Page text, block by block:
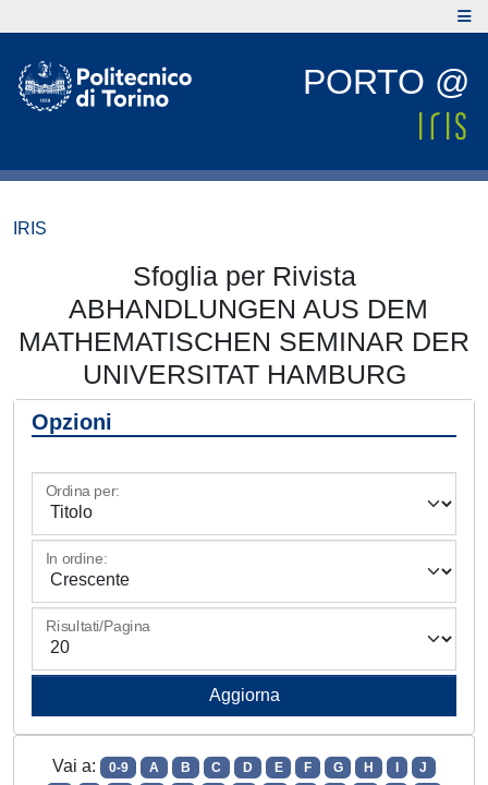
PORTO @
IRIS
Sfoglia per Rivista
ABHANDLUNGEN AUS DEM
MATHEMATISCHEN SEMINAR DER
UNIVERSITAT HAMBURG
Opzioni
Ordina per:
In ordine:
Risultati/Pagina
Vai a: 0-9 A B C D E F G H
J